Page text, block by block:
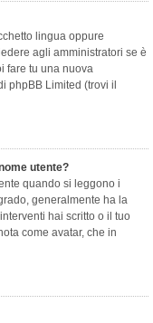
lingua oppure
agli amministratori se è
fare tu una nuova
phpBB Limited (trovi il
utente?
quando si leggono i
generalmente ha la
hai scritto o il tuo
come avatar, che in